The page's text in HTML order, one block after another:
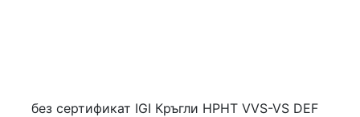
без сертификат IGI Кръгли HPHT VVS-VS DEF